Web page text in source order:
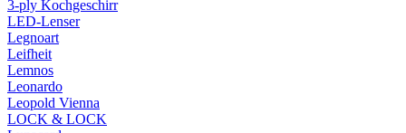
3-ply Kochgeschirr
LED-Lenser
Legnoart
Leifheit
Lemnos
Leonardo
Leopold Vienna
LOCK & LOCK